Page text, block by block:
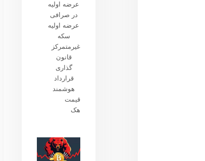
عرضه اولیه
در صرافی
عرضه اولیه
سکه
غیرمتمرکز
قانون
گذاری
قرارداد
هوشمند
قیمت
هک